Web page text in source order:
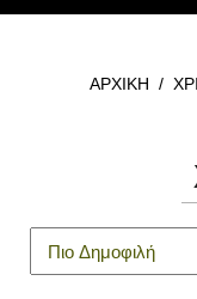
ΑΡΧΙΚΗ /